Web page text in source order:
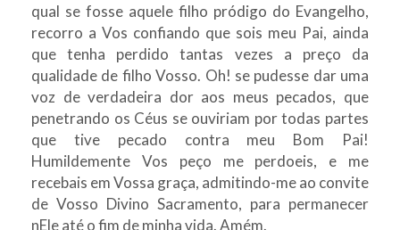
qual se fosse aquele filho pródigo do Evangelho,
recorro a Vos confiando que sois meu Pai, ainda
que tenha perdido tantas vezes a preço da
qualidade de filho Vosso. Oh! se pudesse dar uma
voz de verdadeira dor aos meus pecados, que
penetrando os Céus se ouviriam por todas partes
que tive pecado contra meu Bom Pai!
Humildemente Vos peço me perdoeis, e me
recebais em Vossa graça, admitindo-me ao convite
de Vosso Divino Sacramento, para permanecer
nEle até o fim de minha vida. Amém.